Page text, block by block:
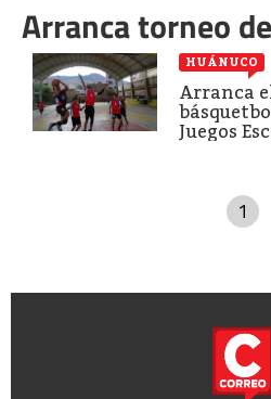
Arranca torneo
HUÁNUCO
Arranca
Juegos
1